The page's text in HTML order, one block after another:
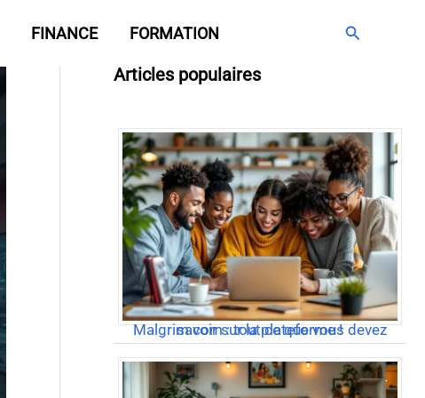
FINANCE FORMATION Rechercher
Articles populaires
Malgrim com : tout ce que vous devez savoir sur la plateforme !